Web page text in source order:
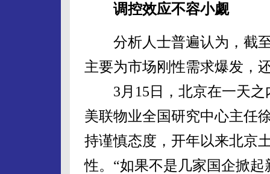
调控效应不容小觑
分析人士普遍认为，截至
主要为市场刚性需求爆发，
3月15日，北京在一天之
美联物业全国研究中心主任
持谨慎态度，开年以来北京
性。“如果不是几家国企掀起